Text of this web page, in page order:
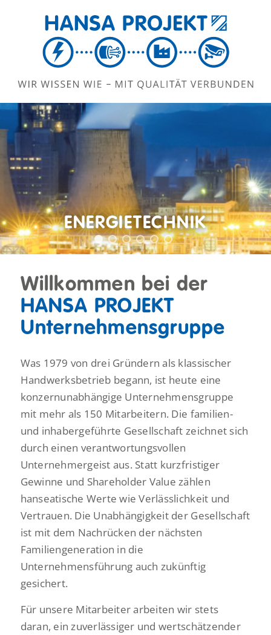
ENERGIE­TECHNIK
1 2 3 4 5 6
Willkommen bei der
HANSA PROJEKT
Unternehmens­gruppe
Was 1979 von drei Gründern als klassischer
Handwerksbetrieb begann, ist heute eine
konzernunabhängige Unternehmensgruppe
mit mehr als 150 Mitarbeitern. Die familien-
und inhabergeführte Gesellschaft zeichnet sich
durch einen verantwortungsvollen
Unternehmergeist aus. Statt kurzfristiger
Gewinne und Shareholder Value zählen
hanseatische Werte wie Verlässlichkeit und
Vertrauen. Die Unabhängigkeit der Gesellschaft
ist mit dem Nachrücken der nächsten
Familiengeneration in die
Unternehmensführung auch zukünftig
gesichert.
Für unsere Mitarbeiter arbeiten wir stets
daran, ein zuverlässiger und wertschätzender